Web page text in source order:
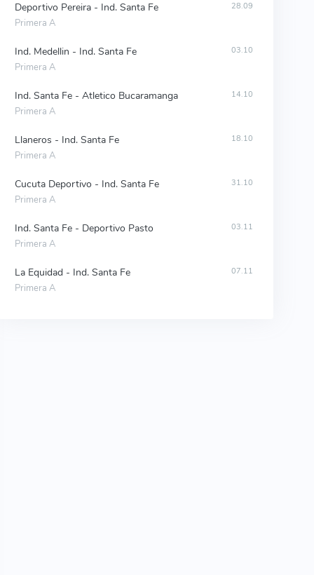
Deportivo Pereira - Ind. Santa Fe
Primera A
28.09
Ind. Medellin - Ind. Santa Fe
Primera A
03.10
Ind. Santa Fe - Atletico Bucaramanga
Primera A
14.10
Llaneros - Ind. Santa Fe
Primera A
18.10
Cucuta Deportivo - Ind. Santa Fe
Primera A
31.10
Ind. Santa Fe - Deportivo Pasto
Primera A
03.11
La Equidad - Ind. Santa Fe
Primera A
07.11